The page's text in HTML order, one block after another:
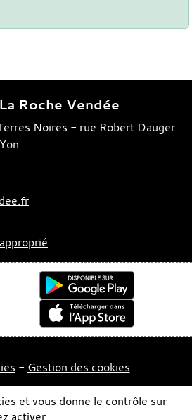
Roche Vendée
Noires - rue Robert Dauger
Gestion des cookies
et vous donne le contrôle sur
activer